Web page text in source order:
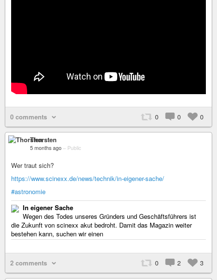
0 comments 0 0 0
Thorsten
5 months ago – Public
Wer traut sich?
https://www.scinexx.de/news/technik/in-eigener-sache/
#astronomie
In eigener Sache
Wegen des Todes unseres Gründers und Geschäftsführers ist
die Zukunft von scinexx akut bedroht. Damit das Magazin weiter
bestehen kann, suchen wir einen
2 comments 0 2 3